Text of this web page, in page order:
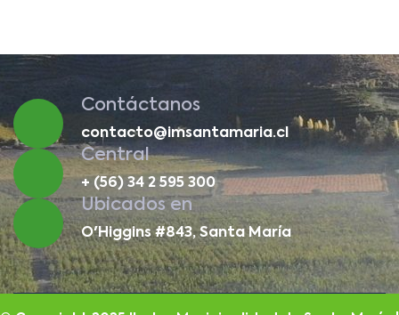
Contáctanos
contacto@imsantamaria.cl
Central
+ (56) 34 2 595 300
Ubicados en
O'Higgins #843, Santa María